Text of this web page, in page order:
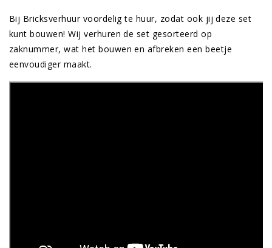
Bij Bricksverhuur voordelig te huur, zodat ook jij deze set
kunt bouwen! Wij verhuren de set gesorteerd op
zaknummer, wat het bouwen en afbreken een beetje
eenvoudiger maakt.